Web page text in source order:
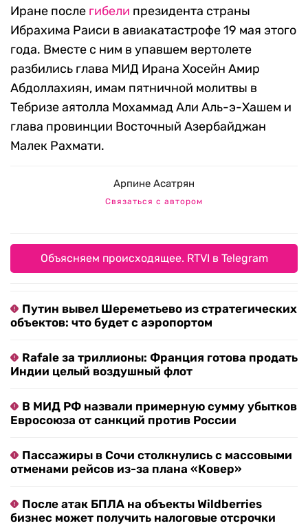
Иране после гибели президента страны
Ибрахима Раиси в авиакатастрофе 19 мая этого
года. Вместе с ним в упавшем вертолете
разбились глава МИД Ирана Хосейн Амир
Абдоллахиян, имам пятничной молитвы в
Тебризе аятолла Мохаммад Али Аль-э-Хашем и
глава провинции Восточный Азербайджан
Малек Рахмати.
Арпине Асатрян
Связаться с автором
Объясняем происходящее. RTVI в Telegram
Путин вывел Шереметьево из стратегических
объектов: что будет с аэропортом
Rafale за триллионы: Франция готова продать
Индии целый воздушный флот
В МИД РФ назвали примерную сумму убытков
Евросоюза от санкций против России
Пассажиры в Сочи столкнулись с массовыми
отменами рейсов из-за плана «Ковер»
После атак БПЛА на объекты Wildberries
бизнес может получить налоговые отсрочки